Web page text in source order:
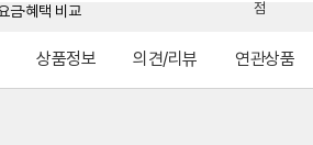
상품정보 의견/리뷰 연관상품